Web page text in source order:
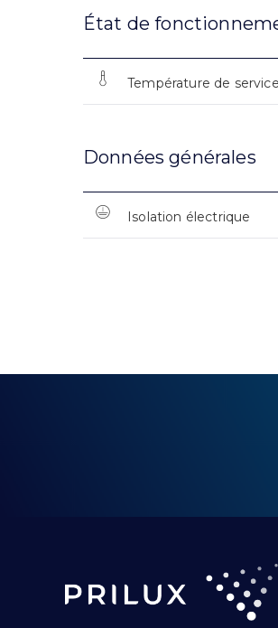
État de
Température de service
Données générales
Isolation électrique